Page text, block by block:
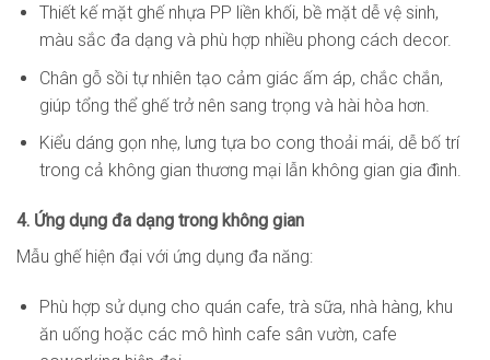
Thiết kế mặt ghế nhựa PP liền khối, bề mặt dễ vệ sinh,
màu sắc đa dạng và phù hợp nhiều phong cách decor.
Chân gỗ sồi tự nhiên tạo cảm giác ấm áp, chắc chắn,
giúp tổng thể ghế trở nên sang trọng và hài hòa hơn.
Kiểu dáng gọn nhẹ, lưng tựa bo cong thoải mái, dễ bố trí
trong cả không gian thương mại lẫn không gian gia đình.
4. Ứng dụng đa dạng trong không gian
Mẫu ghế hiện đại với ứng dụng đa năng:
Phù hợp sử dụng cho quán cafe, trà sữa, nhà hàng, khu
ăn uống hoặc các mô hình cafe sân vườn, cafe